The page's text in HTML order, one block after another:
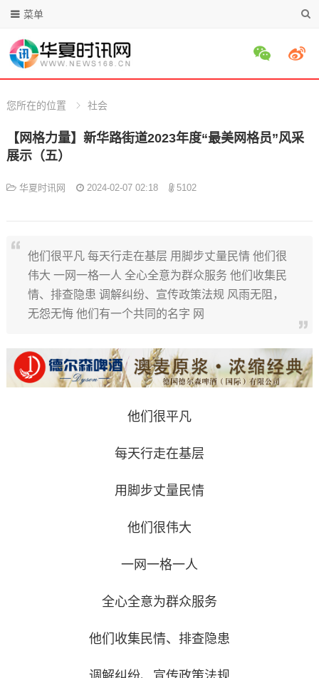
菜单
您所在的位置 社会
【网格力量】新华路街道2023年度“最美网格员”风采
展示（五）
华夏时讯网 2024-02-07 02:18 5102
他们很平凡 每天行走在基层 用脚步丈量民情 他们很
伟大 一网一格一人 全心全意为群众服务 他们收集民
情、排查隐患 调解纠纷、宣传政策法规 风雨无阻，
无怨无悔 他们有一个共同的名字 网
他们很平凡
每天行走在基层
用脚步丈量民情
他们很伟大
一网一格一人
全心全意为群众服务
他们收集民情、排查隐患